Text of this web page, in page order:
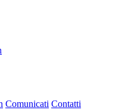
Comunicati Contatti